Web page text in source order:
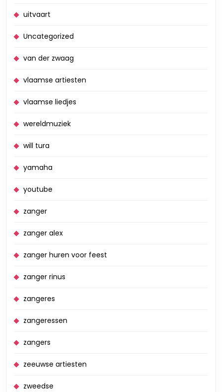
uitvaart
Uncategorized
van der zwaag
vlaamse artiesten
vlaamse liedjes
wereldmuziek
will tura
yamaha
youtube
zanger
zanger alex
zanger huren voor feest
zanger rinus
zangeres
zangeressen
zangers
zeeuwse artiesten
zweedse